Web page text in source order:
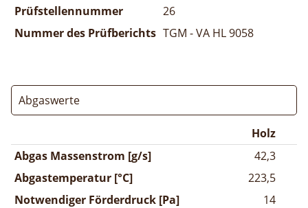
Prüfstellennummer
26
Nummer des Prüfberichts TGM - VA HL 9058
Abgaswerte
Holz
Abgas Massenstrom [g/s]
42,3
Abgastemperatur [°C]
223,5
Notwendiger Förderdruck [Pa]
14